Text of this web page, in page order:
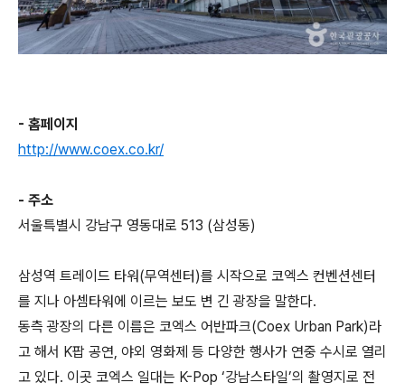
- 홈페이지
http://www.coex.co.kr/
- 주소
서울특별시 강남구 영동대로 513 (삼성동)
삼성역 트레이드 타워(무역센터)를 시작으로 코엑스 컨벤션센터
를 지나 아셈타워에 이르는 보도 변 긴 광장을 말한다.
동측 광장의 다른 이름은 코엑스 어반파크(Coex Urban Park)라
고 해서 K팝 공연, 야외 영화제 등 다양한 행사가 연중 수시로 열리
고 있다. 이곳 코엑스 일대는 K-Pop ‘강남스타일’의 촬영지로 전